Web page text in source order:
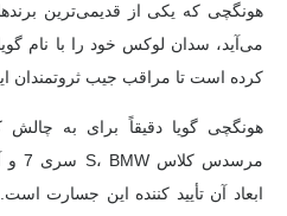
هونگچی که یکی از قدیمی‌ترین
می‌آید، سدان لوکس خود را با نام
کرده است تا مراقب جیب ثروتمندان
هونگچی گویا دقیقاً برای به چالش